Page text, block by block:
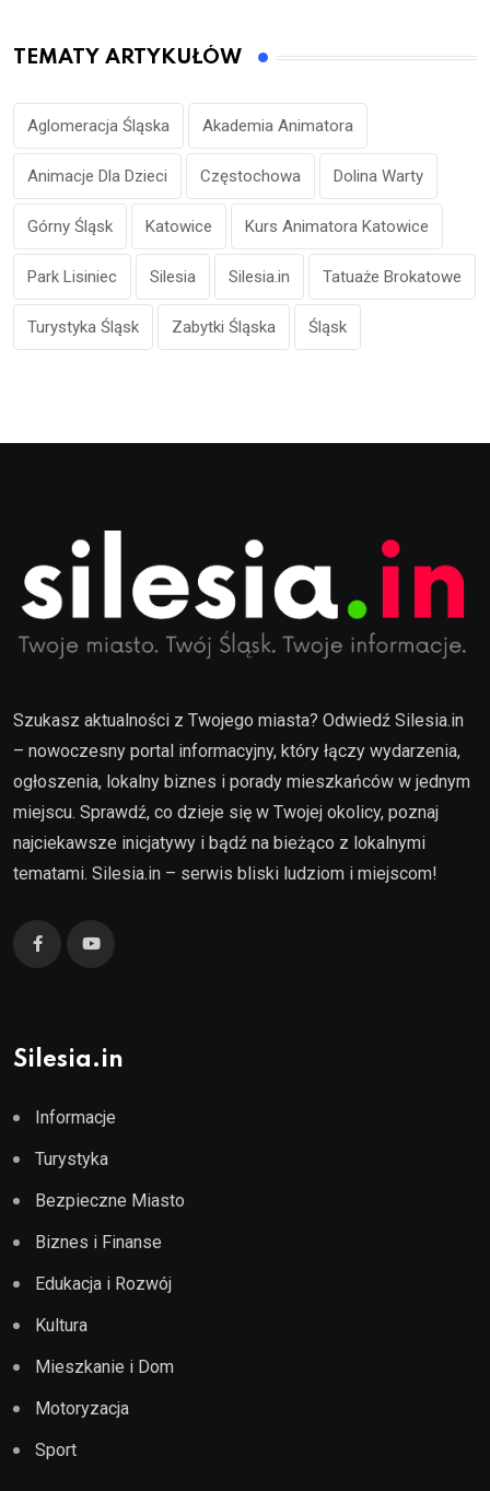
TEMATY ARTYKUŁÓW
Aglomeracja Śląska Akademia Animatora
Animacje Dla Dzieci Częstochowa Dolina Warty
Górny Śląsk Katowice Kurs Animatora Katowice
Park Lisiniec Silesia Silesia.in Tatuaże Brokatowe
Turystyka Śląsk Zabytki Śląska Śląsk
Szukasz aktualności z Twojego miasta? Odwiedź Silesia.in
– nowoczesny portal informacyjny, który łączy wydarzenia,
ogłoszenia, lokalny biznes i porady mieszkańców w jednym
miejscu. Sprawdź, co dzieje się w Twojej okolicy, poznaj
najciekawsze inicjatywy i bądź na bieżąco z lokalnymi
tematami. Silesia.in – serwis bliski ludziom i miejscom!
Silesia.in
Informacje
Turystyka
Bezpieczne Miasto
Biznes i Finanse
Edukacja i Rozwój
Kultura
Mieszkanie i Dom
Motoryzacja
Sport